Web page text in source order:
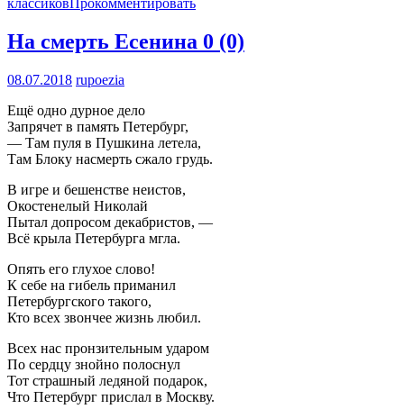
классиковПрокомментировать
На смерть Есенина 0 (0)
08.07.2018 rupoezia
Ещё одно дурное дело
Запрячет в память Петербург,
— Там пуля в Пушкина летела,
Там Блоку насмерть сжало грудь.
В игре и бешенстве неистов,
Окостенелый Николай
Пытал допросом декабристов, —
Всё крыла Петербурга мгла.
Опять его глухое слово!
К себе на гибель приманил
Петербургского такого,
Кто всех звончее жизнь любил.
Всех нас пронзительным ударом
По сердцу знойно полоснул
Тот страшный ледяной подарок,
Что Петербург прислал в Москву.